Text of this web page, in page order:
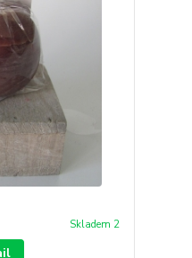
Skladem 2